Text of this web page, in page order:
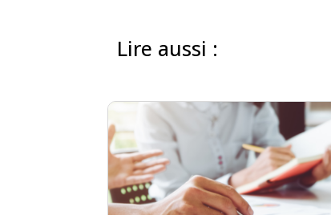
Lire aussi :